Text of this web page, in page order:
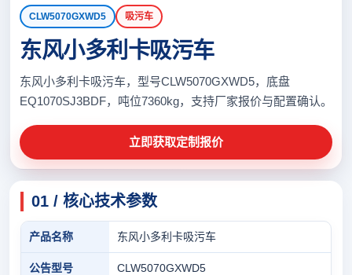
CLW5070GXWD5 吸污车
东风小多利卡吸污车
东风小多利卡吸污车，型号CLW5070GXWD5，底盘
EQ1070SJ3BDF，吨位7360kg，支持厂家报价与配置确认。
立即获取定制报价
01 / 核心技术参数
产品名称 东风小多利卡吸污车
公告型号 CLW5070GXWD5